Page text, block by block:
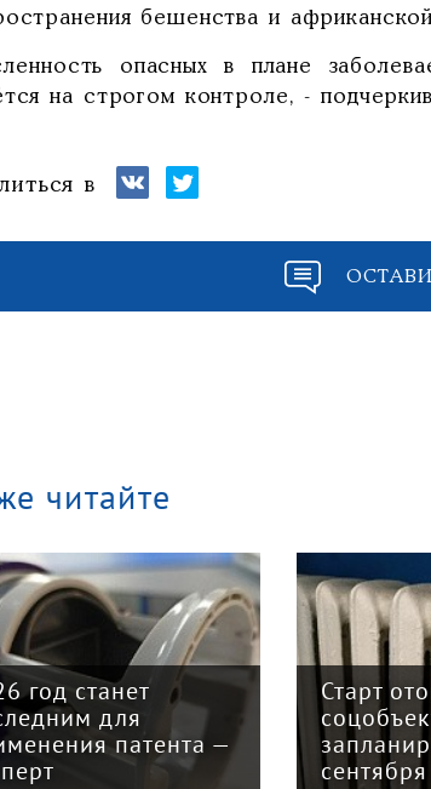
бешенства и
опасных в плане
на строгом контроле, -
в
читайте
год станет
для
патента —
Старт
сентября